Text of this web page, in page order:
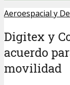
Aeroespacial y
Digitex y
acuerdo
movilidad